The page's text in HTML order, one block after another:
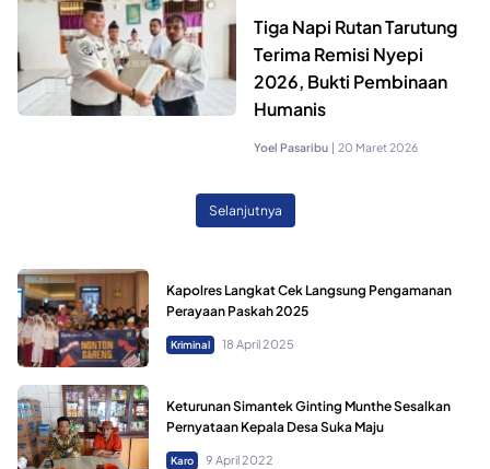
Tiga Napi Rutan Tarutung
Terima Remisi Nyepi
2026, Bukti Pembinaan
Humanis
Yoel Pasaribu | 20 Maret 2026
Selanjutnya
Kapolres Langkat Cek Langsung Pengamanan
Perayaan Paskah 2025
Kriminal 18 April 2025
Keturunan Simantek Ginting Munthe Sesalkan
Pernyataan Kepala Desa Suka Maju
Karo 9 April 2022